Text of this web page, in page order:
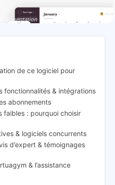
présentation
de ce logiciel pour
fonctionnalités & intégrations
abonnements
faibles : pourquoi choisir
& logiciels concurrents
d’expert & témoignages
& l’assistance